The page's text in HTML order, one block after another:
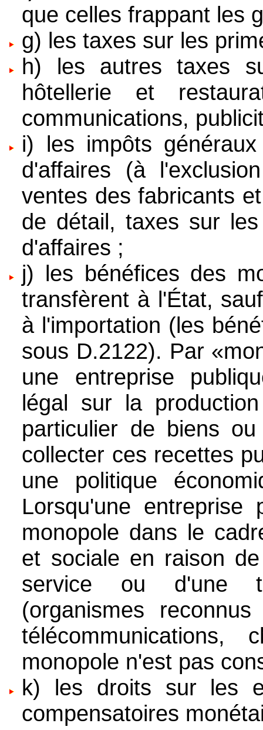
que celles frappant les
g) les taxes sur les
h) les autres taxes
hôtellerie et
communications,
i) les impôts
d'affaires (à
ventes des fabricants
de détail, taxes sur
d'affaires ;
j) les bénéfices des
transfèrent à l'État,
à l'importation (les
sous D.2122). Par
une entreprise
légal sur la
particulier de biens
collecter ces recettes
une politique
Lorsqu'une
monopole dans le
et sociale en raison
service ou d'une
(organismes
monopole n'est pas
k) les droits sur les
compensatoires